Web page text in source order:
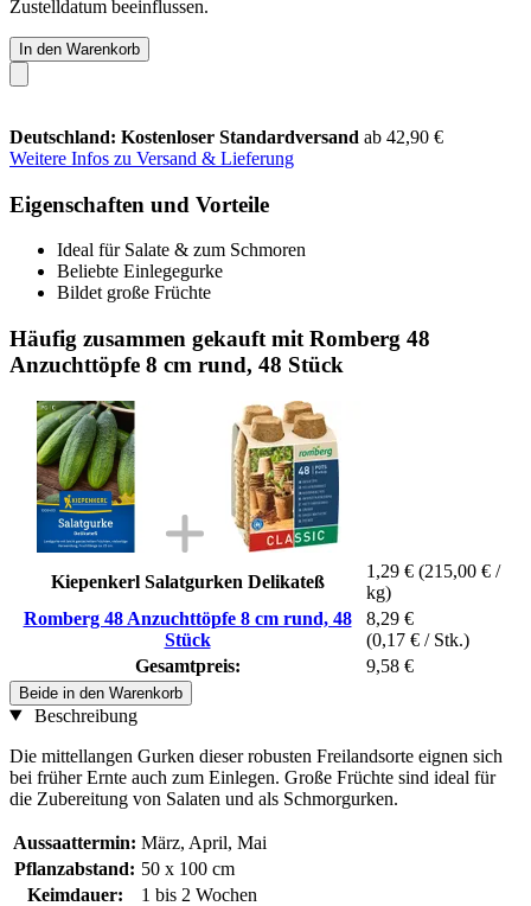
Zustelldatum beeinflussen.
In den Warenkorb
Deutschland: Kostenloser Standardversand ab 42,90 €
Weitere Infos zu Versand & Lieferung
Eigenschaften und Vorteile
Ideal für Salate & zum Schmoren
Beliebte Einlegegurke
Bildet große Früchte
Häufig zusammen gekauft mit Romberg 48
Anzuchttöpfe 8 cm rund, 48 Stück
Kiepenkerl Salatgurken Delikateß
1,29 € (215,00 € /
kg)
Romberg 48 Anzuchttöpfe 8 cm rund, 48
Stück
8,29 €
(0,17 € / Stk.)
Gesamtpreis:
9,58 €
Beide in den Warenkorb
Beschreibung
Die mittellangen Gurken dieser robusten Freilandsorte eignen sich
bei früher Ernte auch zum Einlegen. Große Früchte sind ideal für
die Zubereitung von Salaten und als Schmorgurken.
Aussaattermin: März, April, Mai
Pflanzabstand: 50 x 100 cm
Keimdauer:
1 bis 2 Wochen